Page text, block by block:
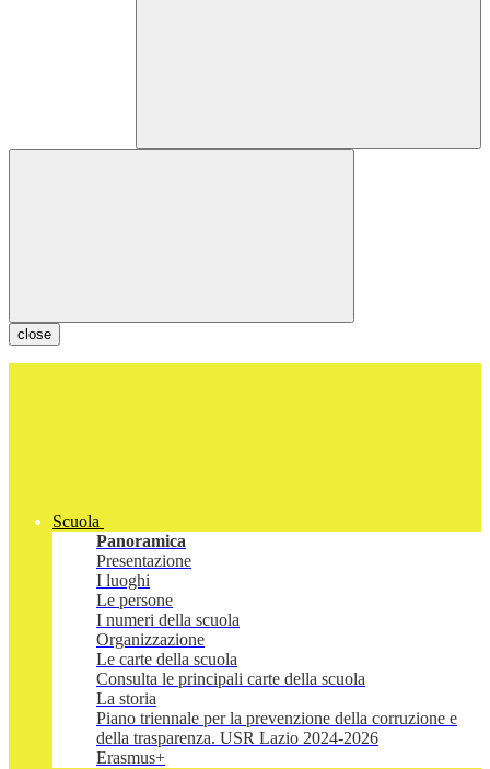
close
Scuola
Panoramica
Presentazione
I luoghi
Le persone
I numeri della scuola
Organizzazione
Le carte della scuola
Consulta le principali carte della scuola
La storia
Piano triennale per la prevenzione della corruzione e
della trasparenza. USR Lazio 2024-2026
Erasmus+